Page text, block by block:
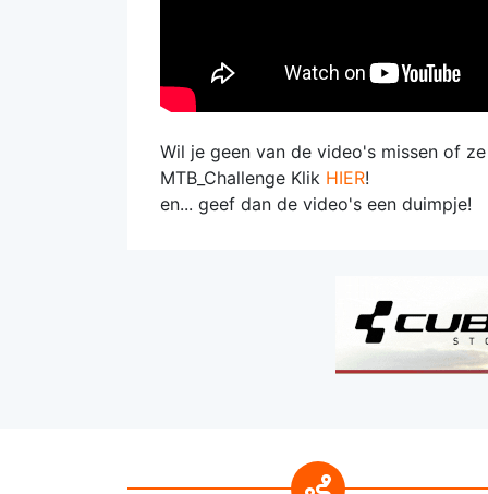
Wil je geen van de video's missen of
MTB_Challenge Klik HIER!
en... geef dan de video's een duimpje!